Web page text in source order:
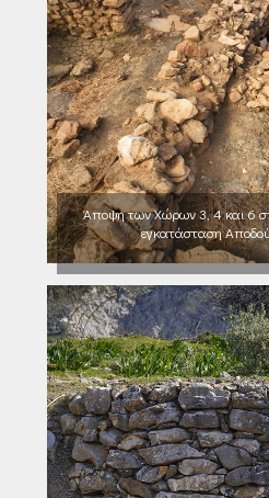
Άποψη των Χώρων 3, 4 και 6
εγκατάσταση